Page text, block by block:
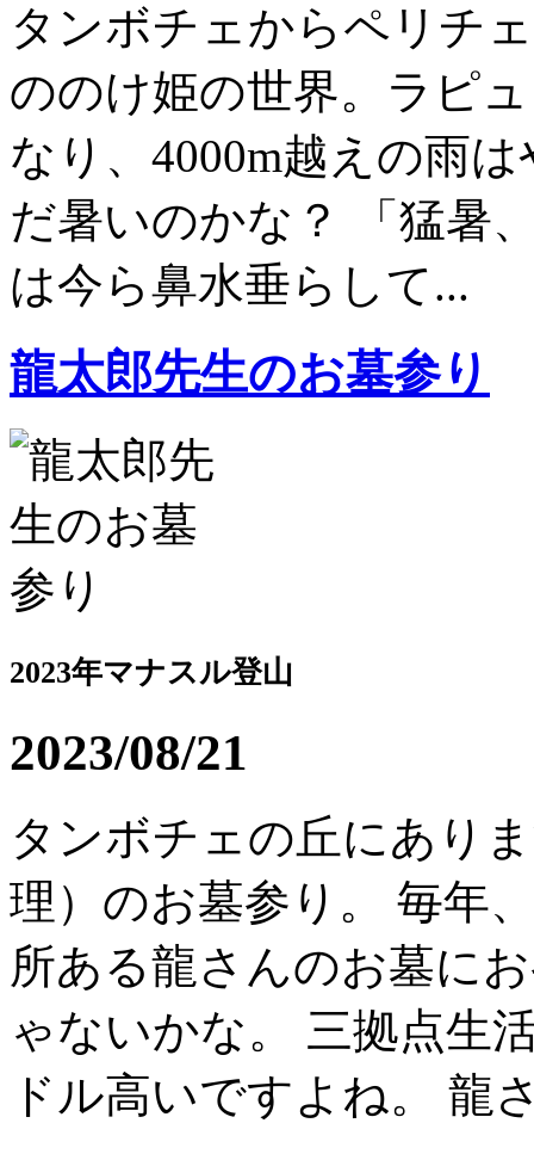
タンボチェからペリチ
ののけ姫の世界。ラピ
なり、4000m越えの雨
だ暑いのかな？ 「猛暑
は今ら鼻水垂らして...
龍太郎先生のお墓参り
2023年マナスル登山
2023/08/21
タンボチェの丘にあり
理）のお墓参り。 毎年
所ある龍さんのお墓に
ゃないかな。 三拠点生
ドル高いですよね。 龍